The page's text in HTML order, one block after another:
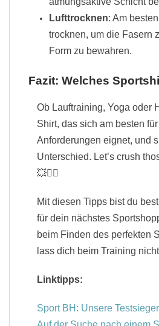
Lufttrocknen: Am
trocknen, um die Fasern
Form zu bewahren.
Fazit: Welches
Ob Lauftraining, Yoga oder
Shirt, das sich am besten
Anforderungen eignet, und
Unterschied. Let’s crush
💥🏋️‍♀️
Mit diesen Tipps bist du
für dein nächstes
beim Finden des perfekten
lass dich beim Training
Linktipps:
Sport BH: Unsere Testsieger